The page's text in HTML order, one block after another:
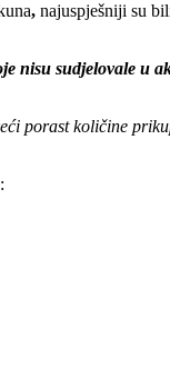
, najuspješniji su
nisu sudjelovale u
porast količine